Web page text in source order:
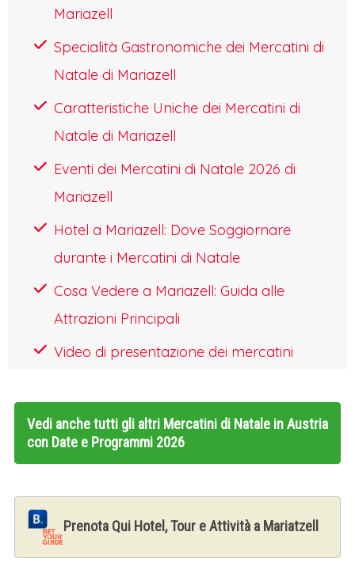
acque tranquille, raddoppiando la magia.
Klagenfurt incarna perfettamente lo spirito
del Natale austriaco: autentico, caloroso e
ricco di tradizioni, invitando a vivere
momenti di pura serenità.
RIPARTENZA PER L’ITALIA
Nel pomeriggio ripartenza per l’Italia con
arrivo nelle rispettive città in serata.
Mariazell
Specialità Gastronomiche dei Mercatini di
Natale di Mariazell
Caratteristiche Uniche dei Mercatini di
Natale di Mariazell
Eventi dei Mercatini di Natale 2026 di
Mariazell
Hotel a Mariazell: Dove Soggiornare
durante i Mercatini di Natale
Cosa Vedere a Mariazell: Guida alle
Attrazioni Principali
Video di presentazione dei mercatini
Vedi anche tutti gli altri Mercatini di Natale in Austria
con Date e Programmi 2026
Prenota Qui Hotel, Tour e Attività a Mariatzell